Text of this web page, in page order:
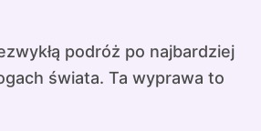
świata. Ta wyprawa to